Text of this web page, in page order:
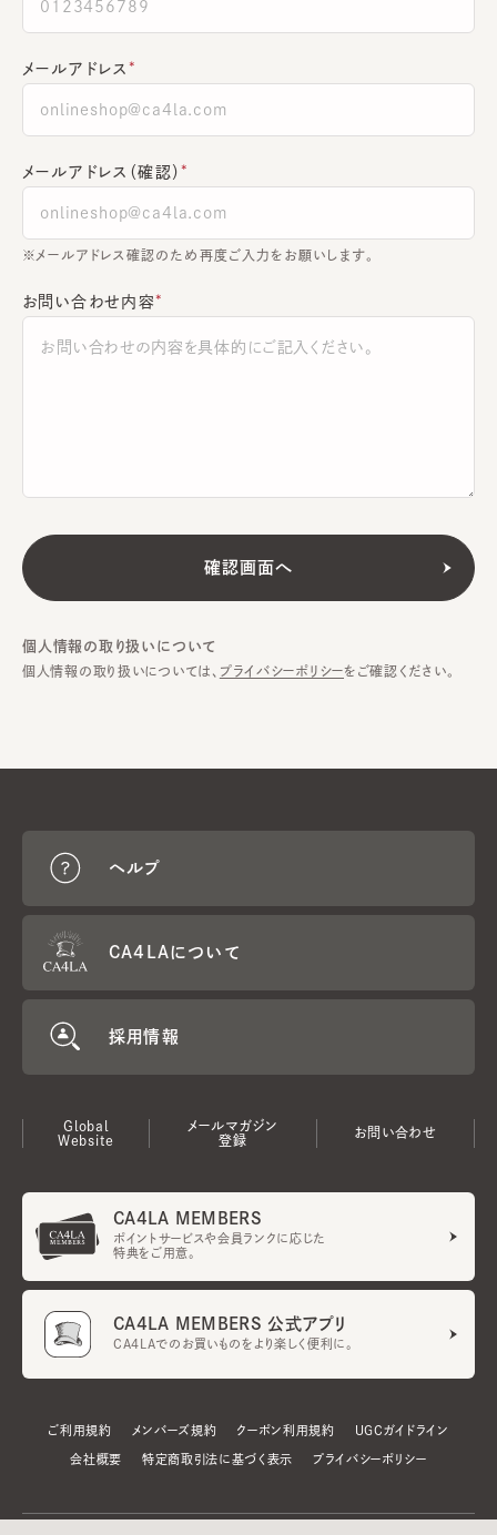
メールアドレス
メールアドレス（確認）
※メールアドレス確認のため再度ご入力をお願いします。
お問い合わせ内容
個人情報の取り扱いについて
個人情報の取り扱いについては、 プライバシーポリシーをご確認ください。
ヘルプ
CA4LAについて
採用情報
Global
Website
メールマガジン
登録
お問い合わせ
CA4LA MEMBERS
ポイントサービスや会員ランクに応じた
特典をご用意。
CA4LA MEMBERS 公式アプリ
CA4LAでのお買いものをより楽しく便利に。
ご利用規約 メンバーズ規約 クーポン利用規約 UGCガイドライン
会社概要 特定商取引法に基づく表示 プライバシーポリシー